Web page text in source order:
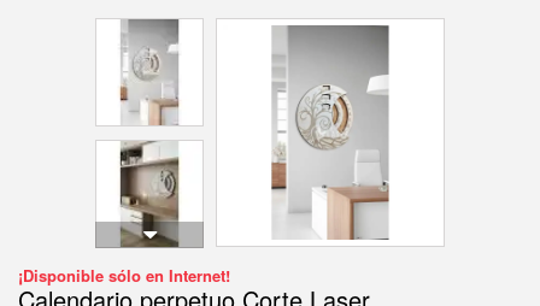
¡Disponible sólo en Internet!